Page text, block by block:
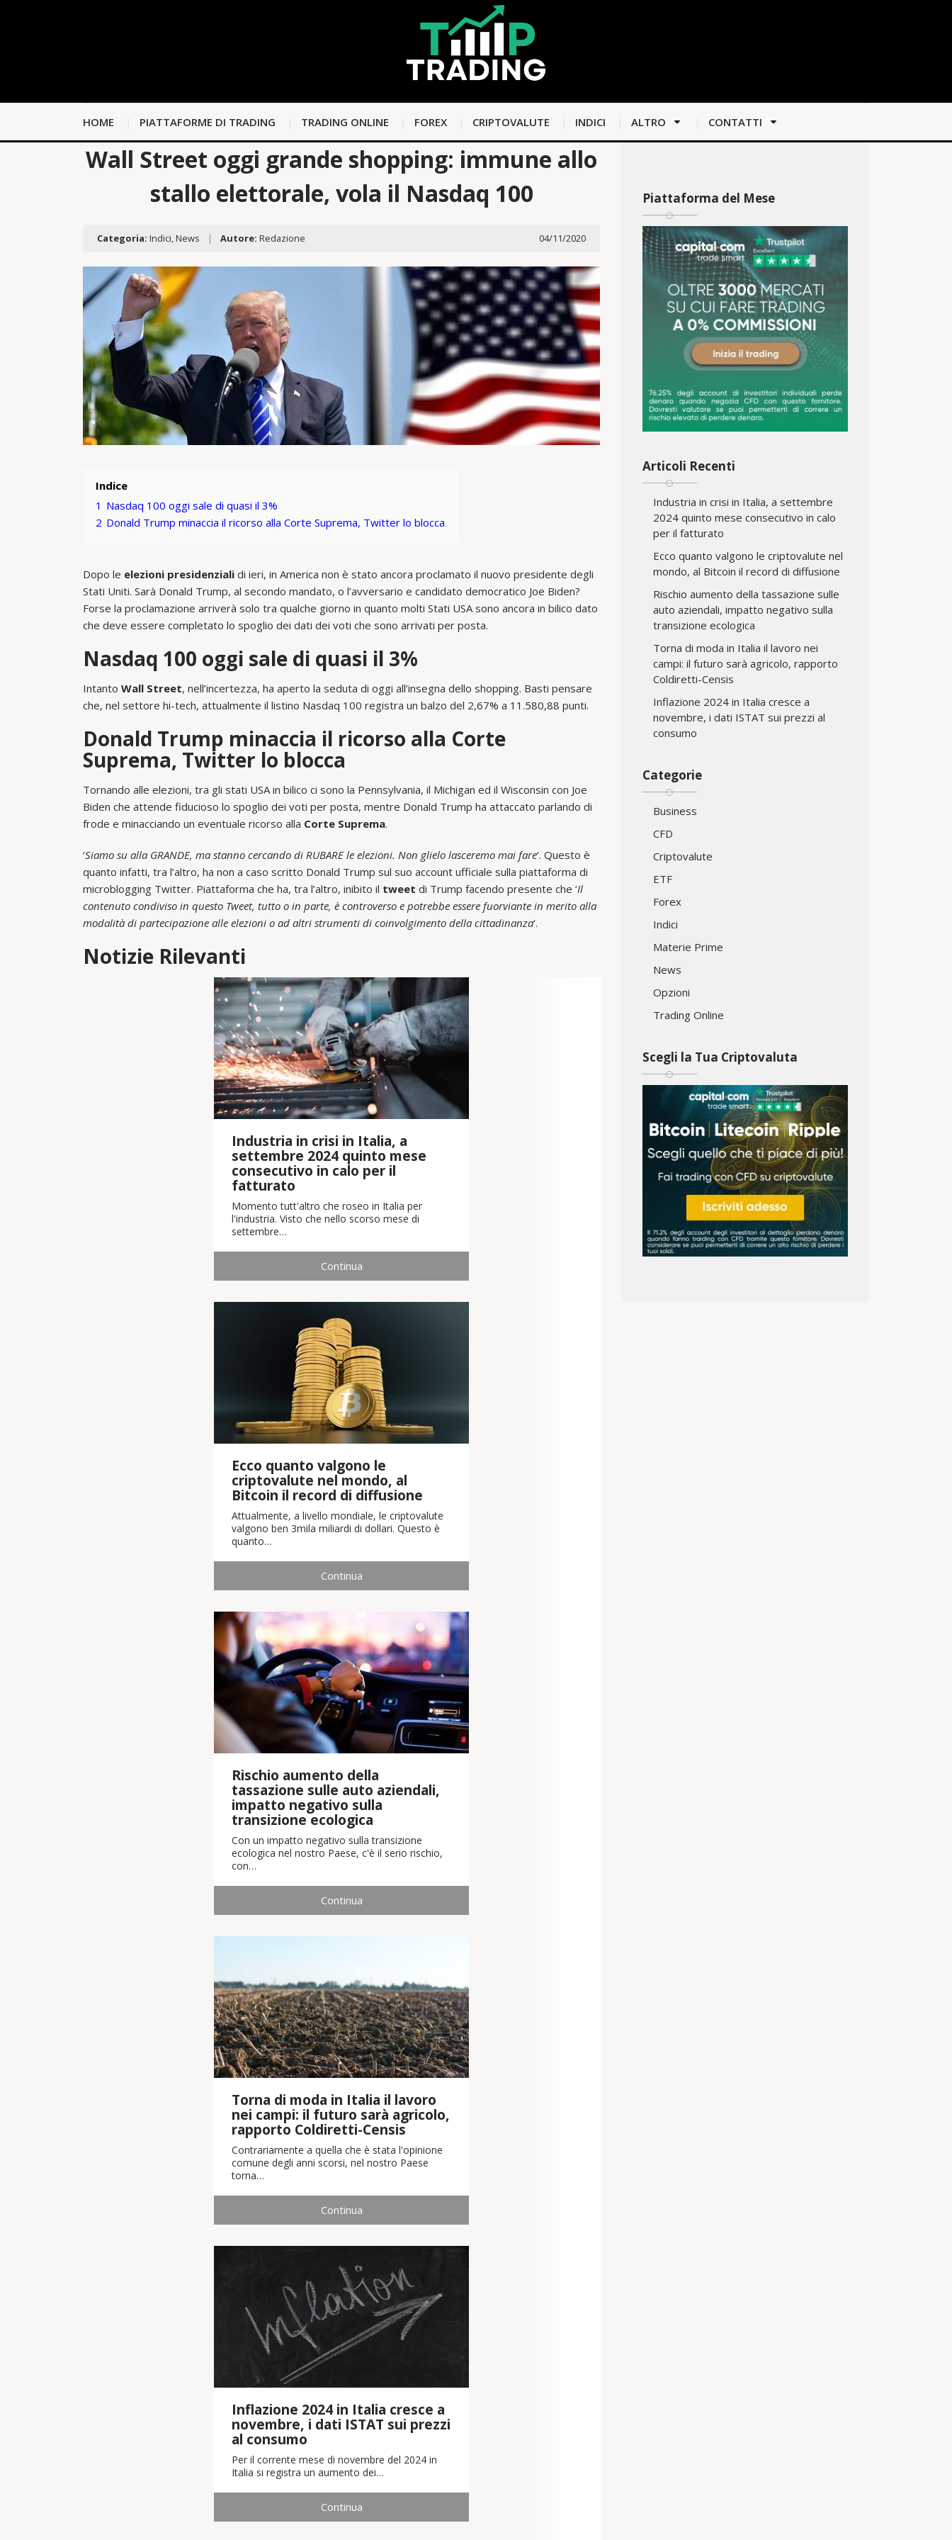
HOME PIATTAFORME DI TRADING TRADING ONLINE FOREX CRIPTOVALUTE INDICI ALTRO CONTATTI
Wall Street oggi grande shopping: immune allo
stallo elettorale, vola il Nasdaq 100
Categoria: Indici,News | Autore: Redazione 04/11/2020
Indice
1 Nasdaq 100 oggi sale di quasi il 3%
2 Donald Trump minaccia il ricorso alla Corte Suprema, Twitter lo blocca
Dopo le elezioni presidenziali di ieri, in America non è stato ancora proclamato il nuovo presidente degli
Stati Uniti. Sarà Donald Trump, al secondo mandato, o l’avversario e candidato democratico Joe Biden?
Forse la proclamazione arriverà solo tra qualche giorno in quanto molti Stati USA sono ancora in bilico dato
che deve essere completato lo spoglio dei dati dei voti che sono arrivati per posta.
Nasdaq 100 oggi sale di quasi il 3%
Intanto Wall Street, nell’incertezza, ha aperto la seduta di oggi all’insegna dello shopping. Basti pensare
che, nel settore hi-tech, attualmente il listino Nasdaq 100 registra un balzo del 2,67% a 11.580,88 punti.
Donald Trump minaccia il ricorso alla Corte
Suprema, Twitter lo blocca
Tornando alle elezioni, tra gli stati USA in bilico ci sono la Pennsylvania, il Michigan ed il Wisconsin con Joe
Biden che attende fiducioso lo spoglio dei voti per posta, mentre Donald Trump ha attaccato parlando di
frode e minacciando un eventuale ricorso alla Corte Suprema.
‘Siamo su alla GRANDE, ma stanno cercando di RUBARE le elezioni. Non glielo lasceremo mai fare‘. Questo è
quanto infatti, tra l’altro, ha non a caso scritto Donald Trump sul suo account ufficiale sulla piattaforma di
microblogging Twitter. Piattaforma che ha, tra l’altro, inibito il tweet di Trump facendo presente che ‘Il
contenuto condiviso in questo Tweet, tutto o in parte, è controverso e potrebbe essere fuorviante in merito alla
modalità di partecipazione alle elezioni o ad altri strumenti di coinvolgimento della cittadinanza‘.
Notizie Rilevanti
Industria in crisi in Italia, a
settembre 2024 quinto mese
consecutivo in calo per il
fatturato
Momento tutt'altro che roseo in Italia per
l'industria. Visto che nello scorso mese di
settembre…
Continua
Ecco quanto valgono le
criptovalute nel mondo, al
Bitcoin il record di diffusione
Attualmente, a livello mondiale, le criptovalute
valgono ben 3mila miliardi di dollari. Questo è
quanto…
Continua
Rischio aumento della
tassazione sulle auto aziendali,
impatto negativo sulla
transizione ecologica
Con un impatto negativo sulla transizione
ecologica nel nostro Paese, c'è il serio rischio,
con…
Continua
Torna di moda in Italia il lavoro
nei campi: il futuro sarà agricolo,
rapporto Coldiretti-Censis
Contrariamente a quella che è stata l'opinione
comune degli anni scorsi, nel nostro Paese
torna…
Continua
Inflazione 2024 in Italia cresce a
novembre, i dati ISTAT sui prezzi
al consumo
Per il corrente mese di novembre del 2024 in
Italia si registra un aumento dei…
Continua
Piattaforma del Mese
Articoli Recenti
Industria in crisi in Italia, a settembre
2024 quinto mese consecutivo in calo
per il fatturato
Ecco quanto valgono le criptovalute nel
mondo, al Bitcoin il record di diffusione
Rischio aumento della tassazione sulle
auto aziendali, impatto negativo sulla
transizione ecologica
Torna di moda in Italia il lavoro nei
campi: il futuro sarà agricolo, rapporto
Coldiretti-Censis
Inflazione 2024 in Italia cresce a
novembre, i dati ISTAT sui prezzi al
consumo
Categorie
Business
CFD
Criptovalute
ETF
Forex
Indici
Materie Prime
News
Opzioni
Trading Online
Scegli la Tua Criptovaluta